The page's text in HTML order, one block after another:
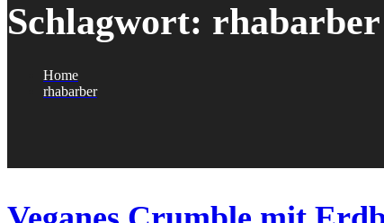
Schlagwort: rhabarber
Home
rhabarber